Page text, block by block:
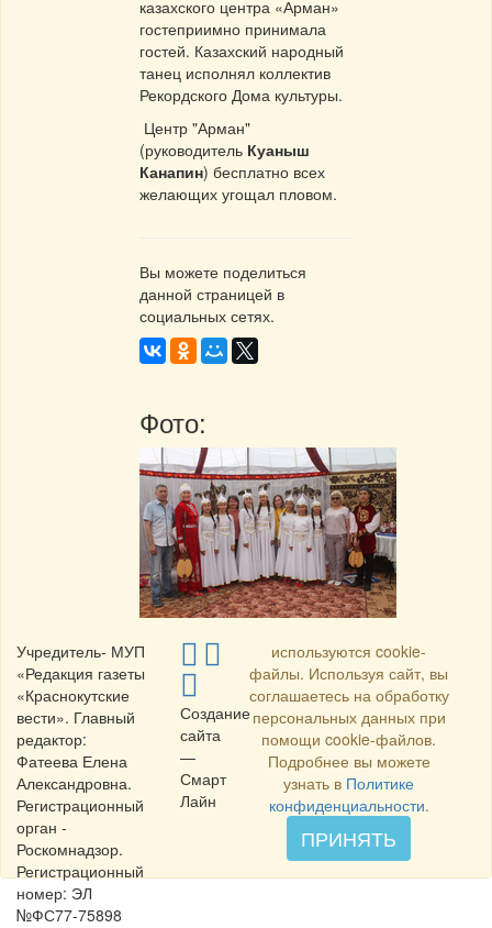
казахского центра «Арман»
гостеприимно принимала
гостей. Казахский народный
танец исполнял коллектив
Рекордского Дома культуры.
Центр "Арман"
(руководитель Куаныш
Канапин) бесплатно всех
желающих угощал пловом.
Вы можете поделиться
данной страницей в
социальных сетях.
Фото:
Учредитель- МУП
«Редакция газеты
«Краснокутские
вести». Главный
редактор:
Фатеева Елена
Александровна.
Регистрационный
орган -
Роскомнадзор.
Регистрационный
номер: ЭЛ
№ФС77-75898
Создание
сайта
—
Смарт
Лайн
используются cookie-
файлы. Используя сайт, вы
соглашаетесь на обработку
персональных данных при
помощи cookie-файлов.
Подробнее вы можете
узнать в Политике
конфиденциальности.
ПРИНЯТЬ